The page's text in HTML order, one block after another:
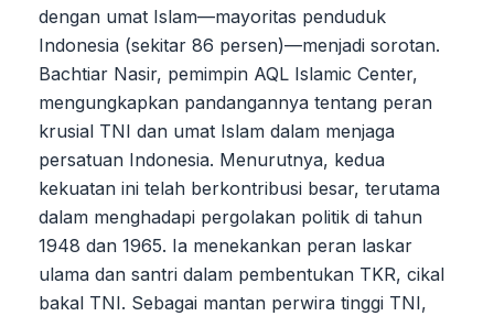
dengan umat Islam—mayoritas penduduk
Indonesia (sekitar 86 persen)—menjadi sorotan.
Bachtiar Nasir, pemimpin AQL Islamic Center,
mengungkapkan pandangannya tentang peran
krusial TNI dan umat Islam dalam menjaga
persatuan Indonesia. Menurutnya, kedua
kekuatan ini telah berkontribusi besar, terutama
dalam menghadapi pergolakan politik di tahun
1948 dan 1965. Ia menekankan peran laskar
ulama dan santri dalam pembentukan TKR, cikal
bakal TNI. Sebagai mantan perwira tinggi TNI,